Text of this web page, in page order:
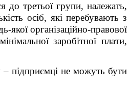
до третьої групи, належать,
осіб, які перебувають з
організаційно-правової
заробітної плати,
– підприємці не можуть бути